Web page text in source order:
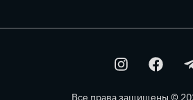
I
n
F
a
Все права защищены ©